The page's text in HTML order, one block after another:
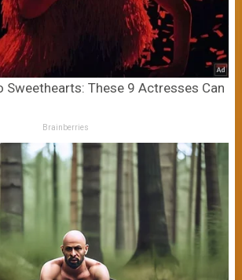
Sweethearts: These 9 Actresses Can
Brainberries